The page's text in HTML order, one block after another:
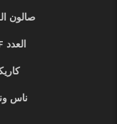
صالون
العدد PDF
ناس